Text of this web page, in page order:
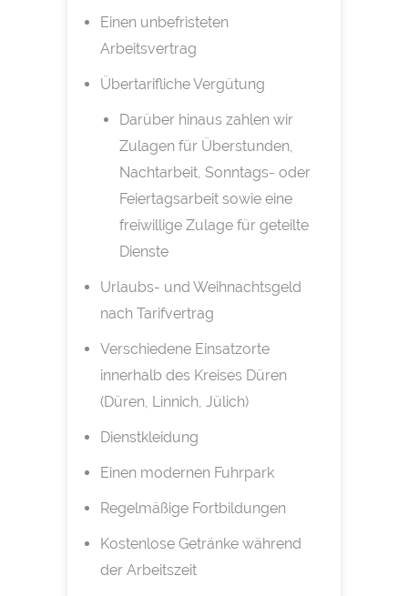
Einen unbefristeten
Arbeitsvertrag
Übertarifliche Vergütung
Darüber hinaus zahlen wir
Zulagen für Überstunden,
Nachtarbeit, Sonntags- oder
Feiertagsarbeit sowie eine
freiwillige Zulage für geteilte
Dienste
Urlaubs- und Weihnachtsgeld
nach Tarifvertrag
Verschiedene Einsatzorte
innerhalb des Kreises Düren
(Düren, Linnich, Jülich)
Dienstkleidung
Einen modernen Fuhrpark
Regelmäßige Fortbildungen
Kostenlose Getränke während
der Arbeitszeit